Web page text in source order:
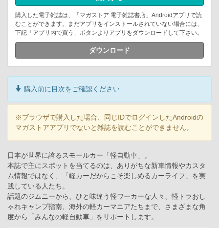
購入した電子雑誌は、「マガストア 電子雑誌書店」Androidアプリで読
むことができます。まだアプリをインストールされていない場合には、
下記「アプリ内で買う」ボタンよりアプリをダウンロードして下さい。
ダウンロード
購入前に目次をご確認ください
※ブラウザで購入した場合、同じIDでログインしたAndroidの
マガストアアプリでないと雑誌を読むことができません。
日本が世界に誇るスモールカー「軽自動車」。
本誌で主にスポットを当てるのは、ありがちな新車情報やカスタ
ム情報ではなく、「軽カーだからこそ楽しめるカーライフ」を実
践している人たち。
話題のジムニーから、ひと味違う軽ワーカーな人々、軽トラおし
ゃれキャンプ指南、海外の軽カーマニアたちまで、さまざまな角
度から「みんなの軽自動車」をリポートします。